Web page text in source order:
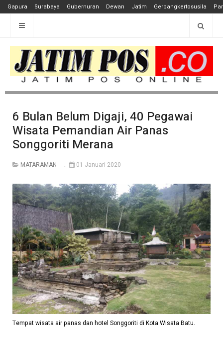
Gapura Surabaya Gubernuran Dewan Jatim Gerbangkertosusila
6 Bulan Belum Digaji, 40 Pegawai
Wisata Pemandian Air Panas
Songgoriti Merana
MATARAMAN 01 Januari 2020
Tempat wisata air panas dan hotel Songgoriti di Kota Wisata Batu.